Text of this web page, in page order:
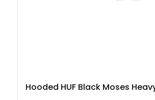
Hooded HUF Black Moses